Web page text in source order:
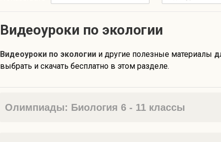
Видеоуроки по экологии
Видеоуроки по экологии и другие полезные материалы
выбрать и скачать бесплатно в этом разделе.
Олимпиады: Биология 6 - 11 классы